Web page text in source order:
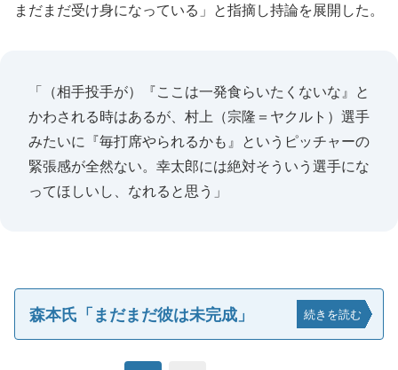
まだまだ受け身になっている」と指摘し持論を展開した。
「（相手投手が）『ここは一発食らいたくないな』と
かわされる時はあるが、村上（宗隆＝ヤクルト）選手
みたいに『毎打席やられるかも』というピッチャーの
緊張感が全然ない。幸太郎には絶対そういう選手にな
ってほしいし、なれると思う」
森本氏「まだまだ彼は未完成」 続きを読む